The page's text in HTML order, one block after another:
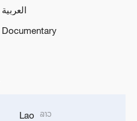
العربية
Documentary
Lao ລາວ